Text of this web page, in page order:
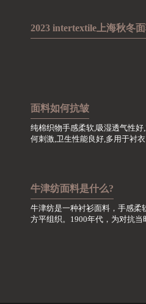
2023 intertextile上海秋冬
面料如何抗皱
纯棉织物手感柔软,吸湿透气性
何刺激,卫生性能良好,多用于衬
牛津纺面料是什么?
牛津纺是一种衬衫面料，手感柔
方平组织。1900年代，为对抗